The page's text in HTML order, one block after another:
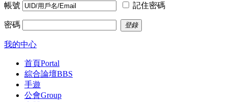
帳號 記住密碼
密碼 登錄
我的中心
首頁Portal
綜合論壇BBS
手遊
公會Group